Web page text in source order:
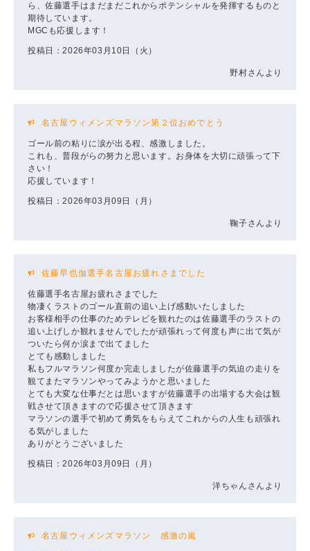
ら、佐藤選手はまだまだこれからポテンシャルを発揮するものと
期待しています。
MGCも応援します！
投稿日：2026年03月10日（火）
野村さんより
名古屋ウィメンズマラソン第２位おめでとう
ゴール前の粘りに涙が出る程、感激しました。
これも、普段がらの努力と思います。お身体を大切に頑張って下
さい！
応援しています！
投稿日：2026年03月09日（月）
鞠子さんより
佐藤早也伽選手名古屋お疲れさまでした
佐藤選手名古屋お疲れさまでした
物凄くラストのゴール直前の追い上げ感動いたしました
お客様相手の仕事のためテレビを観れたのは佐藤選手のラストの
追い上げしか観れませんでしたが頑張れって何度も声に出て気が
ついたら何か涙まで出てました
とても感動しました
私もフルマラソン何度か完走しましたが佐藤選手の気迫の走りを
観てまたマラソンやってみようかと思いました
とても大変な仕事だとは思いますが佐藤選手の出場する大会は観
戦させて頂きますので応援させて頂きます
マラソンの選手で初めて勇気をもらえてこれからの人生も頑張れ
る気がしました
ありがとうございました
投稿日：2026年03月09日（月）
洋ちゃんさんより
名古屋ウィメンズマラソン 感激の嵐